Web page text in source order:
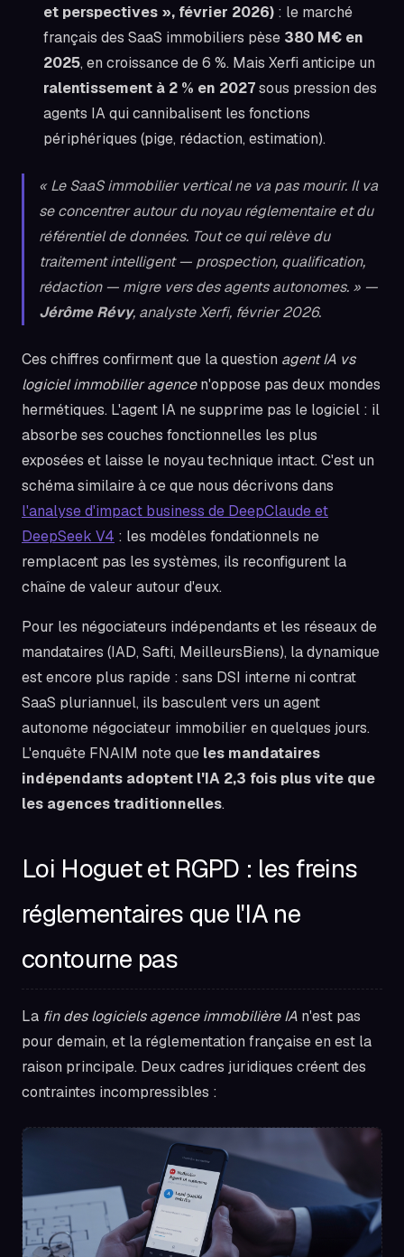
et perspectives », février 2026) : le marché
français des SaaS immobiliers pèse 380 M€ en
2025, en croissance de 6 %. Mais Xerfi anticipe un
ralentissement à 2 % en 2027sous pression des
agents IA qui cannibalisent les fonctions
périphériques (pige, rédaction, estimation).
« Le SaaS immobilier vertical ne va pas mourir. Il va
se concentrer autour du noyau réglementaire et du
référentiel de données. Tout ce qui relève du
traitement intelligent — prospection, qualification,
rédaction — migre vers des agents autonomes. » —
Jérôme Révy, analyste Xerfi, février 2026.
Ces chiffres confirment que la question agent IA vs
logiciel immobilier agencen'oppose pas deux mondes
hermétiques. L'agent IA ne supprime pas le logiciel : il
absorbe ses couches fonctionnelles les plus
exposées et laisse le noyau technique intact. C'est un
schéma similaire à ce que nous décrivons dans
l'analyse d'impact business de DeepClaude et
DeepSeek V4 : les modèles fondationnels ne
remplacent pas les systèmes, ils reconfigurent la
chaîne de valeur autour d'eux.
Pour les négociateurs indépendants et les réseaux de
mandataires (IAD, Safti, MeilleursBiens), la dynamique
est encore plus rapide : sans DSI interne ni contrat
SaaS pluriannuel, ils basculent vers un agent
autonome négociateur immobilier en quelques jours.
L'enquête FNAIM note que les mandataires
indépendants adoptent l'IA 2,3 fois plus vite que
les agences traditionnelles.
Loi Hoguet et RGPD : les freins
réglementaires que l'IA ne
contourne pas
La fin des logiciels agence immobilière IA n'est pas
pour demain, et la réglementation française en est la
raison principale. Deux cadres juridiques créent des
contraintes incompressibles :